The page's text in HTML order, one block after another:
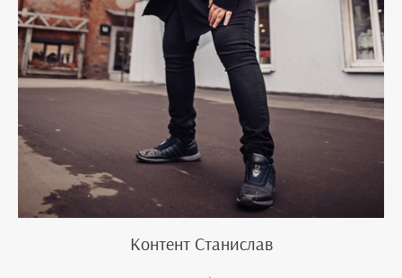
Контент Станислав